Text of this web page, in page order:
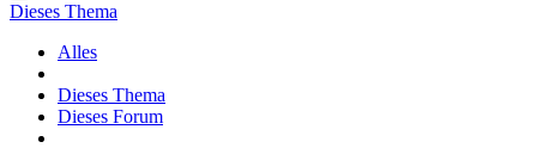
Dieses Thema
Alles
Dieses Thema
Dieses Forum